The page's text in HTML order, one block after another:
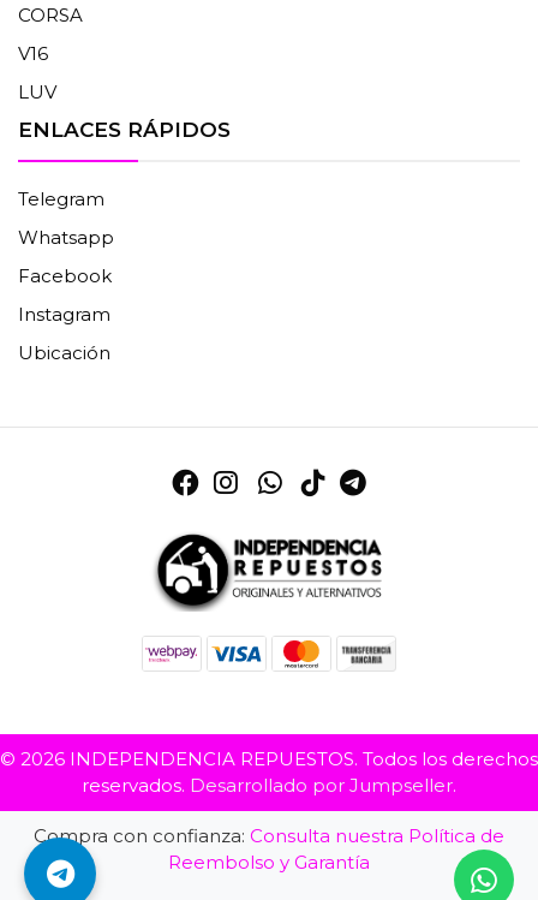
CORSA
V16
LUV
ENLACES RÁPIDOS
Telegram
Whatsapp
Facebook
Instagram
Ubicación
© 2026 INDEPENDENCIA REPUESTOS. Todos los derechos
reservados. Desarrollado por Jumpseller.
Compra con confianza: Consulta nuestra Política de
Reembolso y Garantía